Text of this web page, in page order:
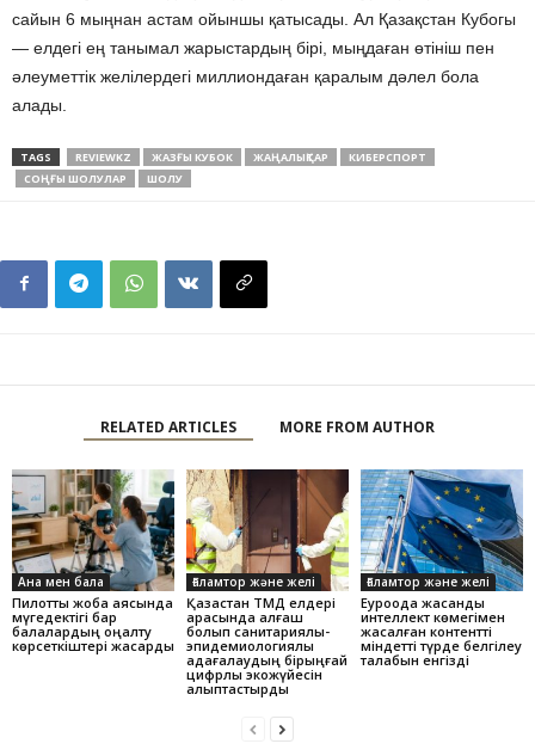
сайын 6 мыңнан астам ойыншы қатысады. Ал Қазақстан Кубогы
— елдегі ең танымал жарыстардың бірі, мыңдаған өтініш пен
әлеуметтік желілердегі миллиондаған қаралым дәлел бола
алады.
TAGS REVIEWKZ ЖАЗҒЫ КУБОК ЖАҢАЛЫҚТАР
КИБЕРСПОРТ
СОҢҒЫ ШОЛУЛАР
ШОЛУ
RELATED ARTICLES MORE FROM AUTHOR
Ана мен бала
Пилоттық жоба аясында
мүгедектігі бар
балалардың оңалту
көрсеткіштері жақсарды
Ғаламтор және желі
Қазақстан ТМД елдері
арасында алғаш
болып санитариялық-
эпидемиологиялық
қадағалаудың бірыңғай
цифрлық экожүйесін
қалыптастырды
Ғаламтор және желі
Еуроодақ жасанды
интеллект көмегімен
жасалған контентті
міндетті түрде белгілеу
талабын енгізді